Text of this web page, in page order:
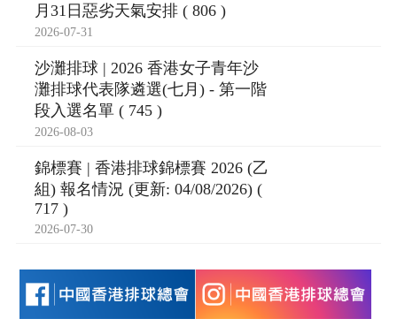
月31日惡劣天氣安排 ( 806 )
2026-07-31
沙灘排球 | 2026 香港女子青年沙
灘排球代表隊遴選(七月) - 第一階
段入選名單 ( 745 )
2026-08-03
錦標賽 | 香港排球錦標賽 2026 (乙
組) 報名情況 (更新: 04/08/2026) (
717 )
2026-07-30